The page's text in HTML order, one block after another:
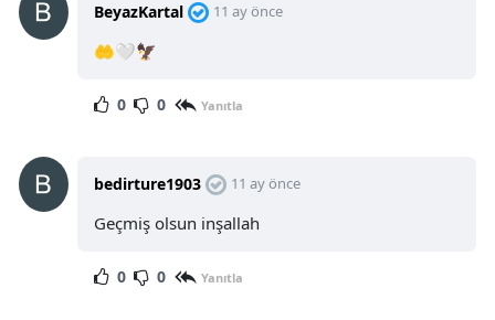
BeyazKartal 11 ay önce
🤲🤍🦅
0 0 Yanıtla
bedirture1903 11 ay önce
Geçmiş olsun inşallah
0 0 Yanıtla